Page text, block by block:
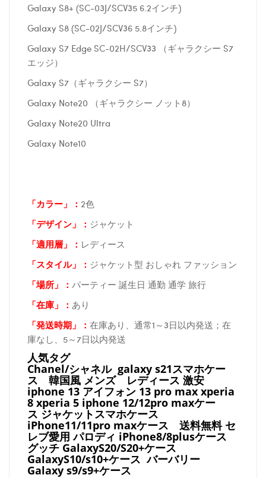
Galaxy S8+ (SC-03J/SCV35 6.2インチ)
Galaxy S8 (SC-02J/SCV36 5.8インチ)
Galaxy S7 Edge SC-02H/SCV33 （ギャラクシー S7
エッジ）
Galaxy S7（ギャラクシー S7）
Galaxy Note20 （ギャラクシー ノット8）
Galaxy Note20 Ultra
Galaxy Note10
「カラー」： 2色
「デザイン」
： ジャケット
「適用層」： レディース
「スタイル」： ジャケット型 おしゃれ ファッション
「場所 」： パーティー 誕生日 通勤 通学 旅行
「在庫 」： あり
「発送時期 」： 在庫あり、通常1～3日以内発送；在
庫なし、5～7日以内発送
人気タグ
Chanel/シャネル galaxy s21スマホケー
ス 韓国風 メンズ レディース 激安
iphone 13 アイフォン 13 pro max xperia
8 xperia 5 iphone 12/12pro maxケー
ス ジャケットスマホケース
iPhone11/11pro maxケース 送料無料 セ
レブ愛用 パロディ iPhone8/8plusケース
グッチ GalaxyS20/S20+ケース
GalaxyS10/s10+ケース バーバリー
Galaxy s9/s9+ケース